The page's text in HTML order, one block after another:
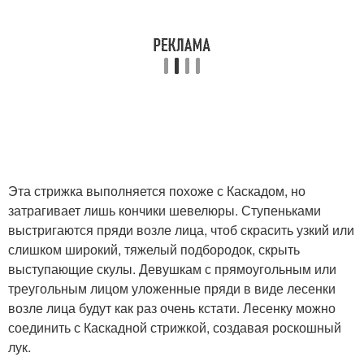
Эта стрижка выполняется похоже с Каскадом, но
затрагивает лишь кончики шевелюры. Ступеньками
выстригаются пряди возле лица, чтоб скрасить узкий или
слишком широкий, тяжелый подбородок, скрыть
выступающие скулы. Девушкам с прямоугольным или
треугольным лицом уложенные пряди в виде лесенки
возле лица будут как раз очень кстати. Лесенку можно
соединить с Каскадной стрижкой, создавая роскошный
лук.